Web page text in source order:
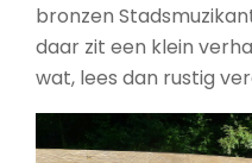
bronzen
daar zit een klein
wat, lees dan rustig